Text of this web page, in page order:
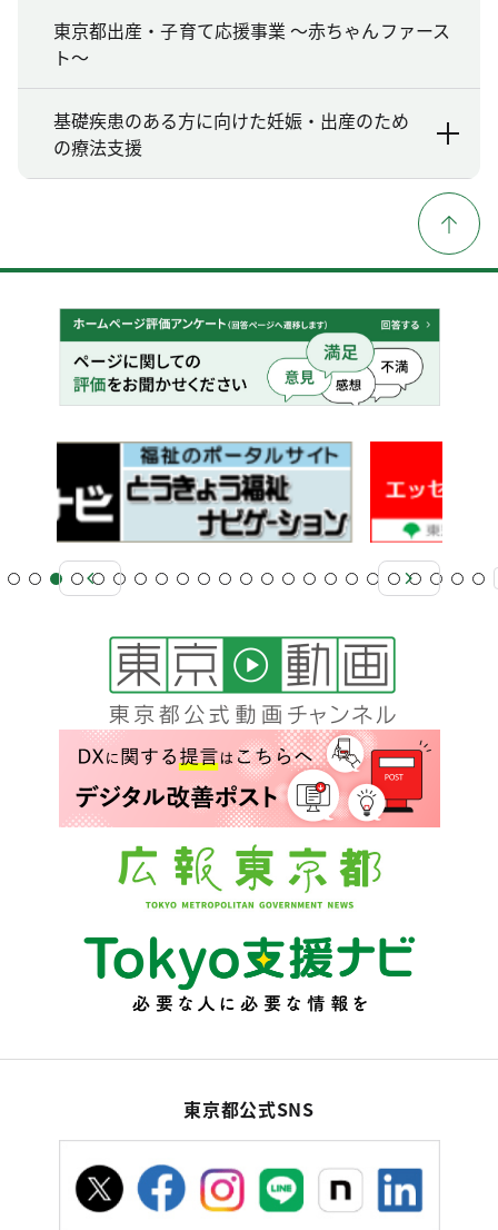
東京都出産・子育て応援事業 ～赤ちゃんファース
ト～
基礎疾患のある方に向けた妊娠・出産のため
の療法支援
東京都公式SNS